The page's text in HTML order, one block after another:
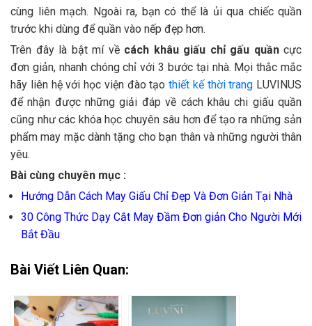
cùng liên mạch. Ngoài ra, bạn có thể là ủi qua chiếc quần
trước khi dùng để quần vào nếp đẹp hơn.
Trên đây là bật mí vềcách khâu giấu chỉ gấu quần cực
đơn giản, nhanh chóng chỉ với 3 bước tại nhà. Mọi thắc mắc
hãy liên hệ với học viện đào tạo thiết kế thời trang LUVINUS
để nhận được những giải đáp về cách khâu chi giấu quần
cũng như các khóa học chuyên sâu hơn để tạo ra những sản
phẩm may mặc dành tặng cho bạn thân và những người thân
yêu.
Bài cùng chuyên mục :
Hướng Dẫn Cách May Giấu Chỉ Đẹp Và Đơn Giản Tại Nhà
30 Công Thức Dạy Cắt May Đầm Đơn giản Cho Người Mới
Bắt Đầu
Bài Viết Liên Quan: